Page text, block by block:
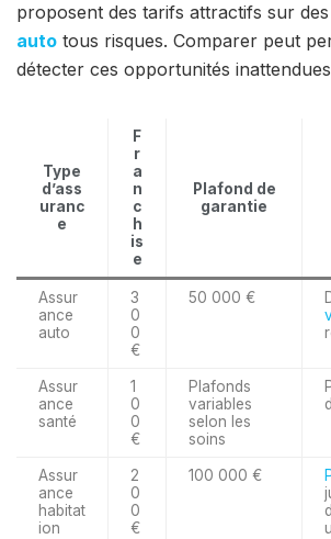
proposent des tarifs attractifs sur des
auto tous risques. Comparer peut
détecter ces opportunités
Type
d’ass
uranc
e
F
r
a
n
c
h
is
e
Plafond de
garantie
Assur
ance
auto
3
0
0
€
50 000 €
Assur
ance
santé
1
0
0
€
Plafonds
variables
selon les
soins
Assur
ance
habitat
ion
2
0
0
€
100 000 €